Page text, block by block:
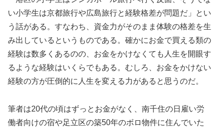
い小学生は京都旅行や広島旅行と経験格差が問題だ」とい
う話がある。すなわち、資金力がそのまま体験の格差を生
み出しているというものである。確かにお金で買える類の
経験は数多くあるのの、お金をかけなくても人生を開眼す
るような経験はいくらでもある。むしろ、お金をかけない
経験の方が圧倒的に人生を変える力があると思うのだ。
筆者は20代の頃はずっとお金がなく、南千住の日雇い労
働者向けの宿や足立区の築50年のボロ物件に住んでいた